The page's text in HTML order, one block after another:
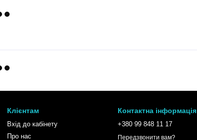
Клієнтам
Вхід до кабінету
Про нас
Контактна інформація
+380 99 848 11 17
Передзвонити вам?